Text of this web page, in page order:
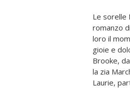
Le sorelle
romanzo
loro il
gioie e
Brooke,
la zia
Laurie,
York, alla
romanzi.
regole di
Ma il
presso una